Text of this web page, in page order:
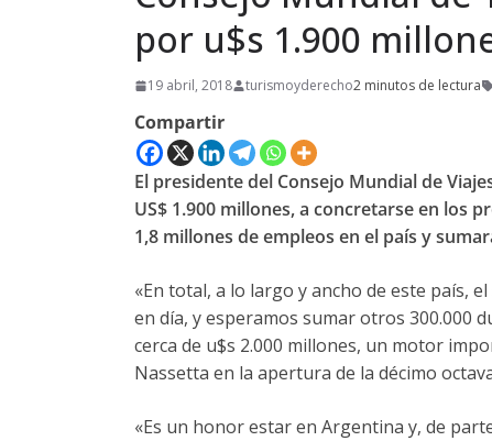
por u$s 1.900
19 abril, 2018 turismoyderecho2 minutos de lectura
Compartir
El presidente del Consejo Mundial de
US$ 1.900 millones, a concretarse en los
1,8 millones de empleos en el país y
«En total, a lo largo y ancho de este país,
en día, y esperamos sumar otros 300.000
cerca de u$s 2.000 millones, un motor
Nassetta en la apertura de la décimo
«Es un honor estar en Argentina y, de